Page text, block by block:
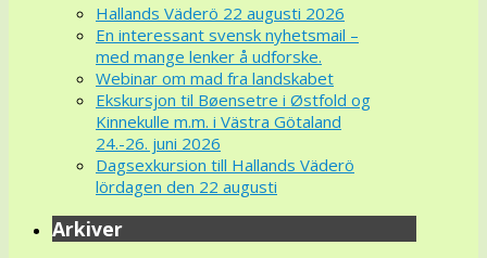
Hallands Väderö 22 augusti 2026
En interessant svensk nyhetsmail –
med mange lenker å udforske.
Webinar om mad fra landskabet
Ekskursjon til Bøensetre i Østfold og
Kinnekulle m.m. i Västra Götaland
24.-26. juni 2026
Dagsexkursion till Hallands Väderö
lördagen den 22 augusti
Arkiver